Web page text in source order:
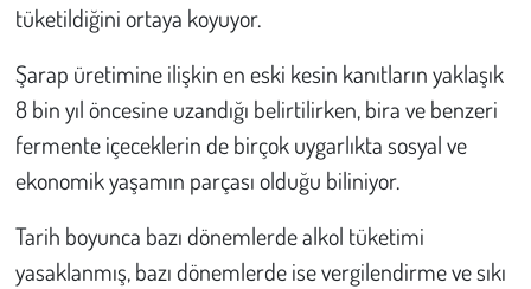
tüketildiğini ortaya koyuyor.
Şarap üretimine ilişkin en eski kesin kanıtların yaklaşık
8 bin yıl öncesine uzandığı belirtilirken, bira ve benzeri
fermente içeceklerin de birçok uygarlıkta sosyal ve
ekonomik yaşamın parçası olduğu biliniyor.
Tarih boyunca bazı dönemlerde alkol tüketimi
yasaklanmış, bazı dönemlerde ise vergilendirme ve sıkı